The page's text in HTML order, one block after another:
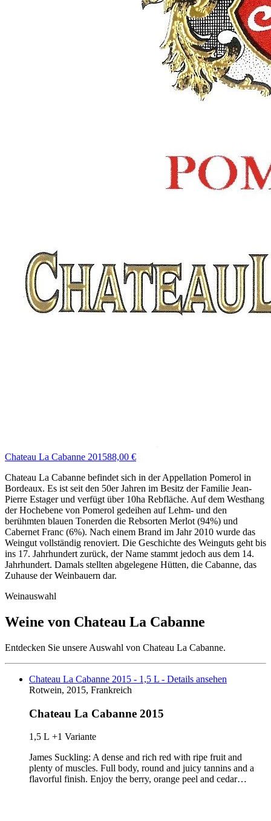
Chateau La Cabanne 201588,00 €
Chateau La Cabanne befindet sich in der Appellation Pomerol in
Bordeaux. Es ist seit den 50er Jahren im Besitz der Familie Jean-
Pierre Estager und verfügt über 10ha Rebfläche. Auf dem Westhang
der Hochebene von Pomerol gedeihen auf Lehm- und den
berühmten blauen Tonerden die Rebsorten Merlot (94%) und
Cabernet Franc (6%). Nach einem Brand im Jahr 2010 wurde das
Weingut vollständig renoviert. Die Geschichte des Weinguts geht bis
ins 17. Jahrhundert zurück, der Name stammt jedoch aus dem 14.
Jahrhundert. Damals stellten abgelegene Hütten, die Cabanne, das
Zuhause der Weinbauern dar.
Weinauswahl
Weine von Chateau La Cabanne
Entdecken Sie unsere Auswahl von Chateau La Cabanne.
Chateau La Cabanne 2015 - 1,5 L - Details ansehen
Rotwein, 2015, Frankreich
Chateau La Cabanne 2015
1,5 L +1 Variante
James Suckling: A dense and rich red with ripe fruit and
plenty of muscles. Full body, round and juicy tannins and a
flavorful finish. Enjoy the berry, orange peel and cedar…